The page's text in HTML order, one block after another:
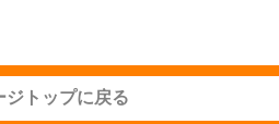
ジトップに戻る